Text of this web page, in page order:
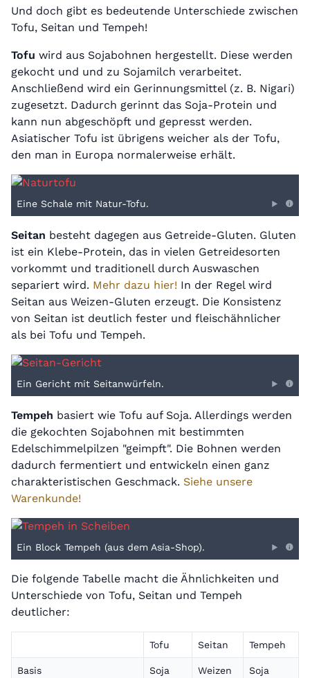
Und doch gibt es bedeutende Unterschiede zwischen
Tofu, Seitan und Tempeh!
Tofu wird aus Sojabohnen hergestellt. Diese werden
gekocht und und zu Sojamilch verarbeitet.
Anschließend wird ein Gerinnungsmittel (z. B. Nigari)
zugesetzt. Dadurch gerinnt das Soja-Protein und
kann nun abgeschöpft und gepresst werden.
Asiatischer Tofu ist übrigens weicher als der Tofu,
den man in Europa normalerweise erhält.
Eine Schale mit Natur-Tofu.
Seitan besteht dagegen aus Getreide-Gluten. Gluten
ist ein Klebe-Protein, das in vielen Getreidesorten
vorkommt und traditionell durch Auswaschen
separiert wird. Mehr dazu hier! In der Regel wird
Seitan aus Weizen-Gluten erzeugt. Die Konsistenz
von Seitan ist deutlich fester und fleischähnlicher
als bei Tofu und Tempeh.
Ein Gericht mit Seitanwürfeln.
Tempeh basiert wie Tofu auf Soja. Allerdings werden
die gekochten Sojabohnen mit bestimmten
Edelschimmelpilzen "geimpft". Die Bohnen werden
dadurch fermentiert und entwickeln einen ganz
charakteristischen Geschmack. Siehe unsere
Warenkunde!
Ein Block Tempeh (aus dem Asia-Shop).
Die folgende Tabelle macht die Ähnlichkeiten und
Unterschiede von Tofu, Seitan und Tempeh
deutlicher:
Tofu Seitan Tempeh
Basis Soja Weizen Soja